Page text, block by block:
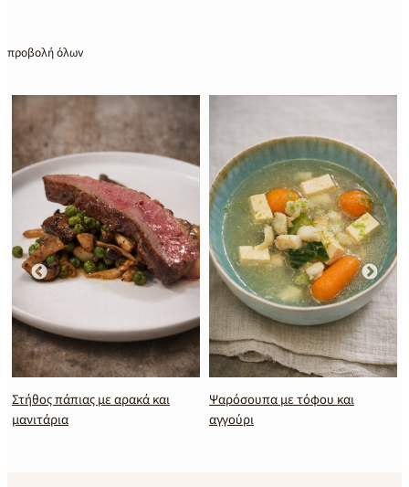
προβολή όλων
με αρακά και
Ψαρόσουπα με τόφου και
Μυλοκόπι